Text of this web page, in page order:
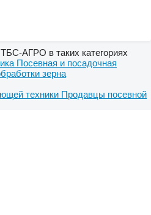
АГРО в таких категориях
Посевная и посадочная
зерна
техники Продавцы посевной